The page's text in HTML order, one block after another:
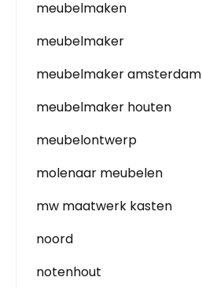
meubelmaken
meubelmaker
meubelmaker amsterdam
meubelmaker houten
meubelontwerp
molenaar meubelen
mw maatwerk kasten
noord
notenhout